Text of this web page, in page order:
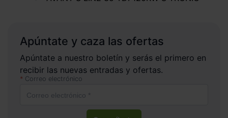
Apúntate y caza las ofertas
Apúntate a nuestro boletín y serás el primero en
recibir las nuevas entradas y ofertas.
Correo electrónico